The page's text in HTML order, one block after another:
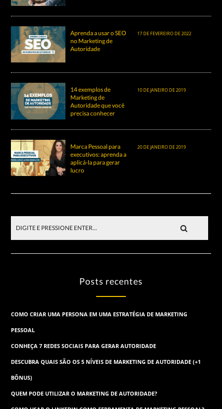
Aprenda a usar o SEO
no Marketing de
Autoridade
17 DE FEVEREIRO DE 2022
14 exemplos de
Marketing de
Autoridade que você
precisa conhecer
10 DE JANEIRO DE 2019
Marca Pessoal para
executivos: aprenda a
aplicá-la para gerar
lucro
20 DE JANEIRO DE 2019
Posts recentes
COMO CRIAR UMA PERSONA EM UMA ESTRATÉGIA DE MARKETING
PESSOAL
CONHEÇA 7 REDES SOCIAIS PARA GERAR AUTORIDADE
DESCUBRA QUAIS SÃO OS 5 NÍVEIS DE MARKETING DE AUTORIDADE (+1
BÔNUS)
QUEM PODE UTILIZAR O MARKETING DE AUTORIDADE?